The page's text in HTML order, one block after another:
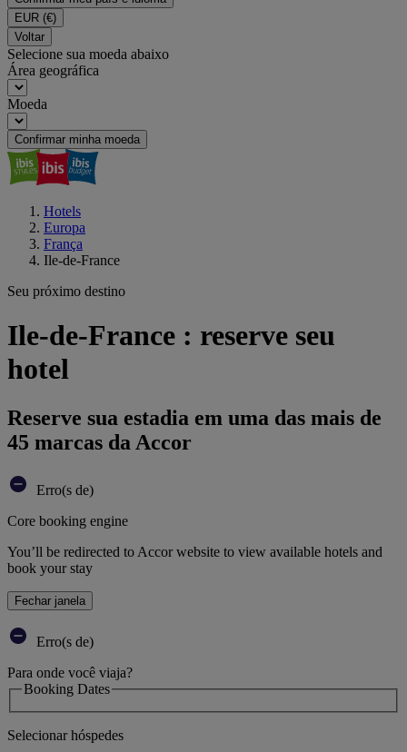
EUR (€)
Voltar
Selecione sua moeda abaixo
Área geográfica
Moeda
Confirmar minha moeda
Hotels
Europa
França
Ile-de-France
Seu próximo destino
Ile-de-France : reserve seu
hotel
Reserve sua estadia em uma das mais de
45 marcas da Accor
Erro(s de)
Core booking engine
You’ll be redirected to Accor website to view available hotels and
book your stay
Fechar janela
Erro(s de)
Para onde você viaja?
Booking Dates
Selecionar hóspedes